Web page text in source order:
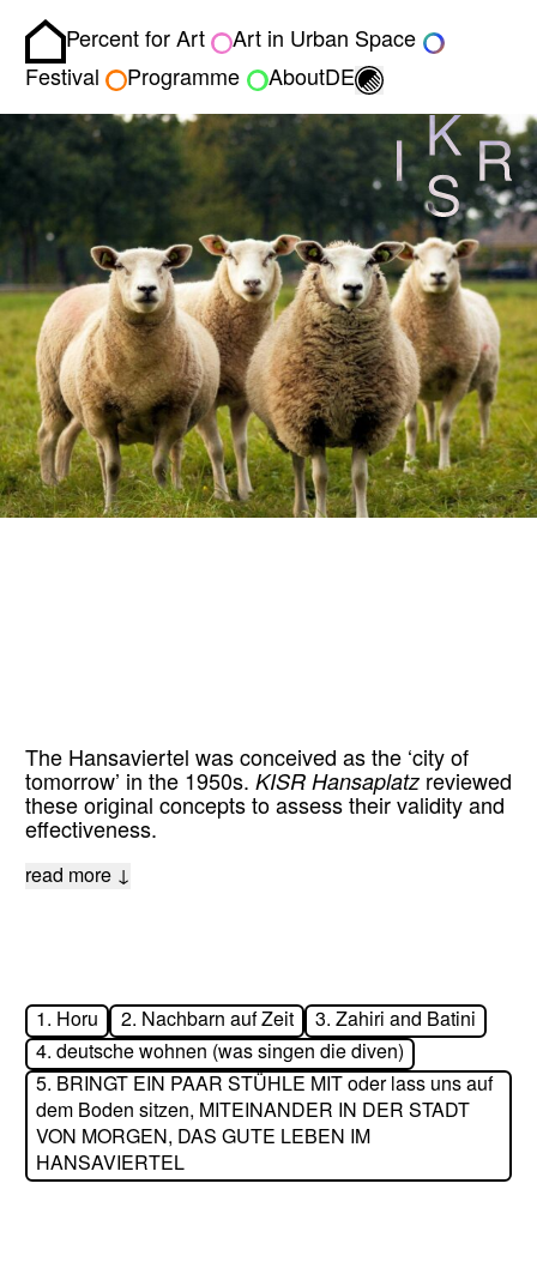
Homepage
Percent for Art
Art in Urban Space
Festival
Programme AboutDE Toggle light/dark
The Hansaviertel was conceived as the ‘city of
tomorrow’ in the 1950s. KISR Hansaplatz reviewed
these original concepts to assess their validity and
effectiveness.
read more ↓
1. Horu 2. Nachbarn auf Zeit 3. Zahiri and Batini
4.deutsche wohnen (was singen die diven)
5. BRINGT EIN PAAR STÜHLE MIT oder lass uns auf
dem Boden sitzen, MITEINANDER IN DER STADT
VON MORGEN, DAS GUTE LEBEN IM
HANSAVIERTEL